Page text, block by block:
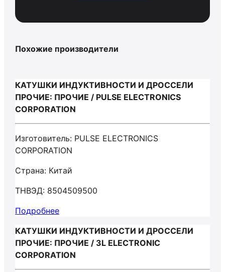
Похожие производители
КАТУШКИ ИНДУКТИВНОСТИ И ДРОССЕЛИ
ПРОЧИЕ: ПРОЧИЕ / PULSE ELECTRONICS
CORPORATION
Изготовитель: PULSE ELECTRONICS
CORPORATION
Страна: Китай
ТНВЭД: 8504509500
Подробнее
КАТУШКИ ИНДУКТИВНОСТИ И ДРОССЕЛИ
ПРОЧИЕ: ПРОЧИЕ / 3L ELECTRONIC
CORPORATION